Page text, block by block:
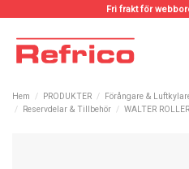
Fri frakt för
Hem PRODUKTER Förångare &
Reservdelar & Tillbehör
WALTER